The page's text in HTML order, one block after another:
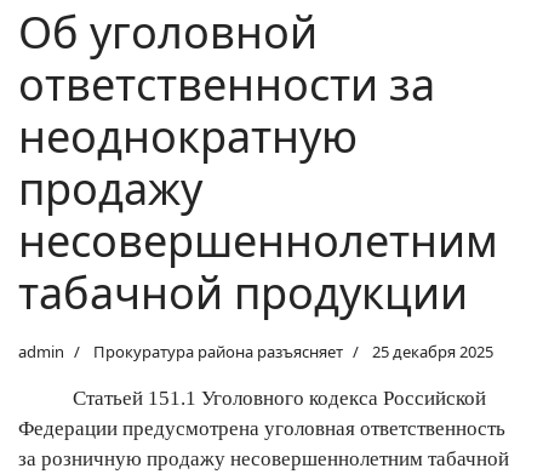
Об уголовной
ответственности за
неоднократную
продажу
несовершеннолетним
табачной продукции
admin Прокуратура района разъясняет 25 декабря 2025
Статьей 151.1 Уголовного кодекса Российской
Федерации предусмотрена уголовная ответственность
за розничную продажу несовершеннолетним табачной